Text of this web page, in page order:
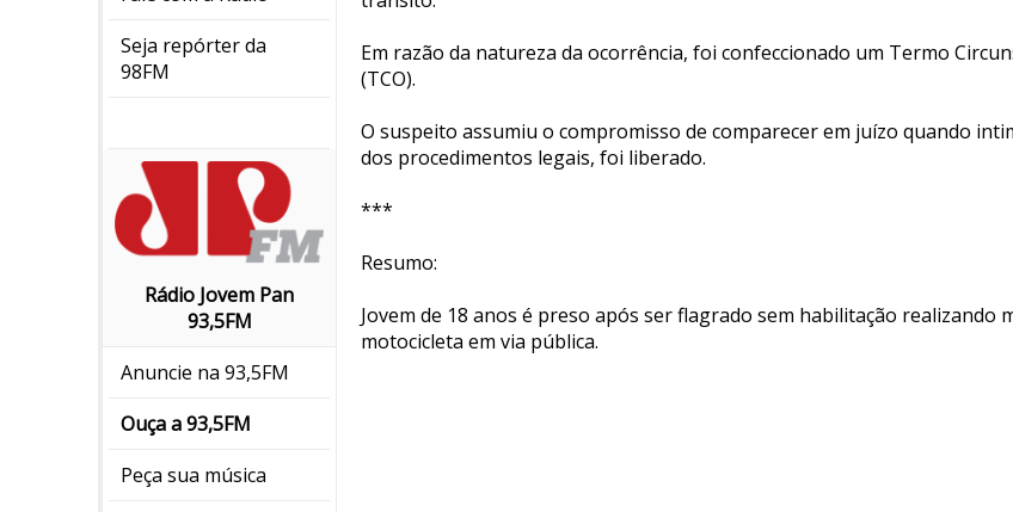
Seja repórter da
98FM
Rádio Jovem Pan
93,5FM
Anuncie na 93,5FM
Ouça a 93,5FM
Peça sua música
Em razão da natureza da ocorrência, foi confeccionado um Termo
(TCO).
O suspeito assumiu o compromisso de comparecer em juízo quando
dos procedimentos legais, foi liberado.
***
Resumo:
Jovem de 18 anos é preso após ser flagrado sem habilitação realizando
motocicleta em via pública.